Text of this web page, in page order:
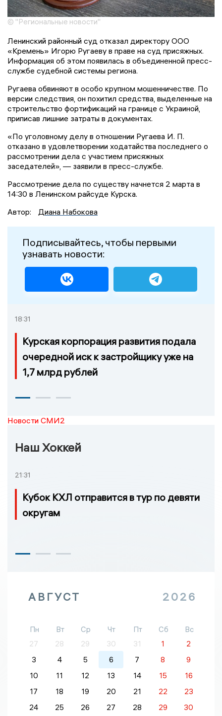
© "Региональные новости"
Ленинский районный суд отказал директору ООО
«Кремень» Игорю Ругаеву в праве на суд присяжных.
Информация об этом появилась в объединенной пресс-
службе судебной системы региона.
Ругаева обвиняют в особо крупном мошенничестве. По
версии следствия, он похитил средства, выделенные на
строительство фортификаций на границе с Украиной,
приписав лишние затраты в документах.
«По уголовному делу в отношении Ругаева И. П.
отказано в удовлетворении ходатайства последнего о
рассмотрении дела с участием присяжных
заседателей», — заявили в пресс-службе.
Рассмотрение дела по существу начнется 2 марта в
14:30 в Ленинском райсуде Курска.
Автор:
Диана Набокова
Подписывайтесь, чтобы первыми
узнавать новости:
18:31
Курская корпорация развития подала
очередной иск к застройщику уже на
1,7 млрд рублей
Новости СМИ2
Наш Хоккей
21:31
Кубок КХЛ отправится в тур по девяти
округам
АВГУСТ 2026
Пн Вт Ср Чт Пт Сб
Вс
27
28 29 30 31 1
2
3
4 5 6 7 8
9
10
11 12 13 14 15
16
17
18 19 20 21 22
23
24
25 26 27 28 29
30